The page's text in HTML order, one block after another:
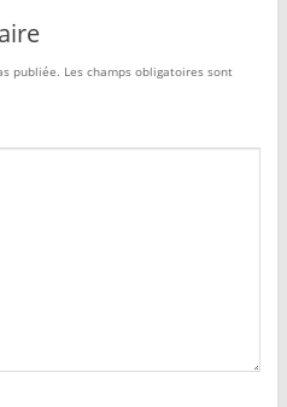
publiée. Les champs obligatoires sont